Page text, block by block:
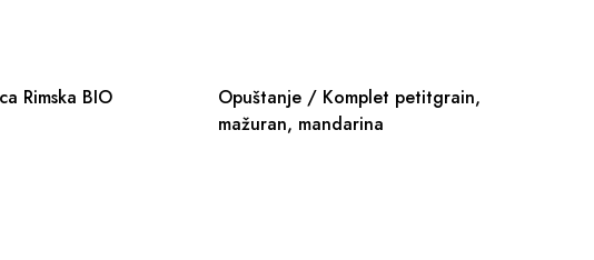
Rimska BIO
Opuštanje / Komplet petitgrain,
mažuran, mandarina